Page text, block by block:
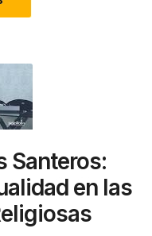
Santeros:
en las